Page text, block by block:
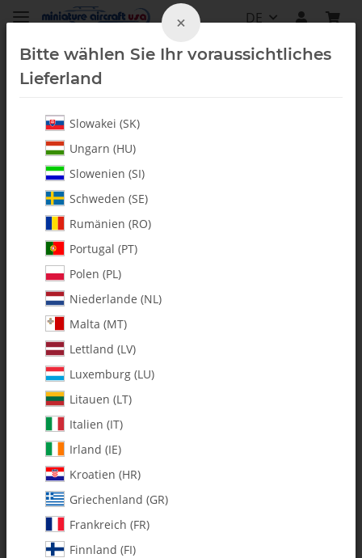
DE
Whiplash Electric Sets
×
Bitte wählen Sie Ihr voraussichtliches
Lieferland
Slowakei (SK)
Ungarn (HU)
Slowenien (SI)
Schweden (SE)
Rumänien (RO)
Portugal (PT)
Polen (PL)
Niederlande (NL)
Malta (MT)
Lettland (LV)
Luxemburg (LU)
Litauen (LT)
Italien (IT)
Irland (IE)
Kroatien (HR)
Griechenland (GR)
Frankreich (FR)
Finnland (FI)